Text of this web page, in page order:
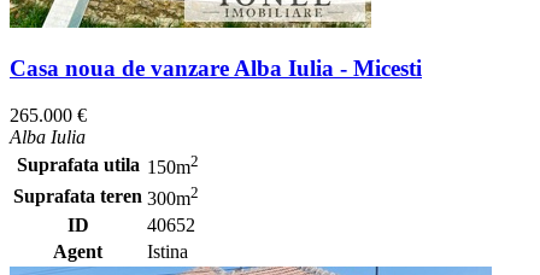
Casa noua de vanzare Alba Iulia - Micesti
265.000 €
Alba Iulia
Suprafata utila 150m2
Suprafata teren 300m2
ID
40652
Agent
Istina